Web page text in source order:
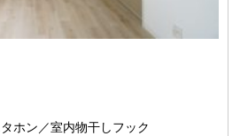
ホン／室内物干しフック